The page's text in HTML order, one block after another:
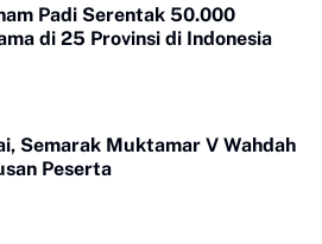
Padi Serentak 50.000
di 25 Provinsi di Indonesia
Semarak Muktamar V Wahdah
Peserta